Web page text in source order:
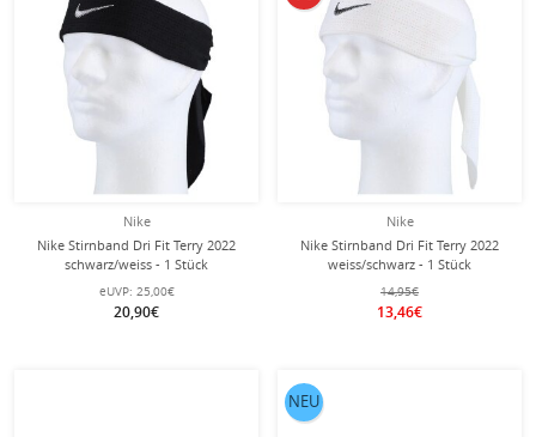
Nike
Nike Stirnband Dri Fit Terry 2022
schwarz/weiss - 1 Stück
eUVP: 25,00€
20,90€
Nike
Nike Stirnband Dri Fit Terry 2022
weiss/schwarz - 1 Stück
14,95€
13,46€
NEU